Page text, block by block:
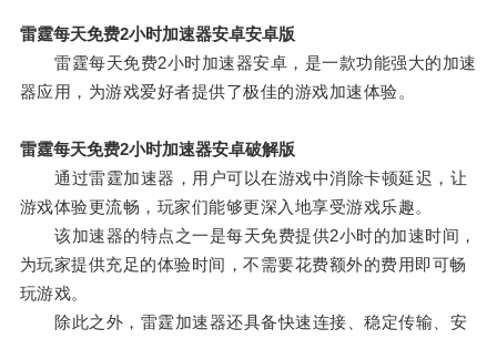
雷霆每天免费2小时加速器安卓安卓版
雷霆每天免费2小时加速器安卓，是一款功能强大的加速
器应用，为游戏爱好者提供了极佳的游戏加速体验。
雷霆每天免费2小时加速器安卓破解版
通过雷霆加速器，用户可以在游戏中消除卡顿延迟，让
游戏体验更流畅，玩家们能够更深入地享受游戏乐趣。
该加速器的特点之一是每天免费提供2小时的加速时间，
为玩家提供充足的体验时间，不需要花费额外的费用即可畅
玩游戏。
除此之外，雷霆加速器还具备快速连接、稳定传输、安